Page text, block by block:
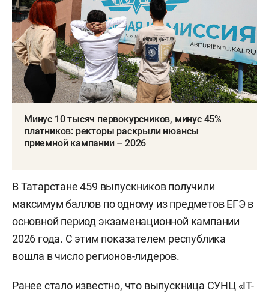
Минус 10 тысяч первокурсников, минус 45%
платников: ректоры раскрыли нюансы
приемной кампании – 2026
В Татарстане 459 выпускниковполучили
максимум баллов по одному из предметов ЕГЭ в
основной период экзаменационной кампании
2026 года. С этим показателем республика
вошла в число регионов-лидеров.
Ранее стало известно, что выпускница СУНЦ «IT-